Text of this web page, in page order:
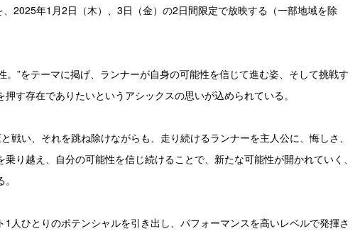
2025年1月2日（木）、3日（金）の2日間限定で放映する（一部地域を除
。”をテーマに掲げ、ランナーが自身の可能性を信じて進む姿、そして挑戦す
す存在でありたいというアシックスの思いが込められている。
戦い、それを跳ね除けながらも、走り続けるランナーを主人公に、悔しさ、
り越え、自分の可能性を信じ続けることで、新たな可能性が開かれていく、
1人ひとりのポテンシャルを引き出し、パフォーマンスを高いレベルで発揮さ